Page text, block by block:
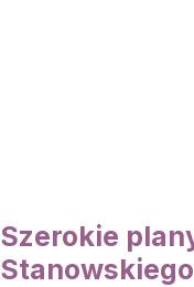
Szerokie
Stanowskiego